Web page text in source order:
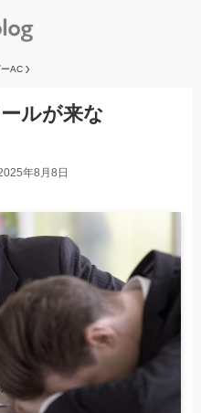
AC
ルが来な
年8月8日